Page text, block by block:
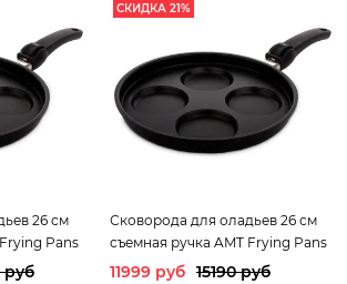
26 см
Pans
руб
СКИДКА 21%
Сковорода для оладьев 26 см
съемная ручка AMT Frying Pans
арт. AMT226
11999 руб 15190 руб